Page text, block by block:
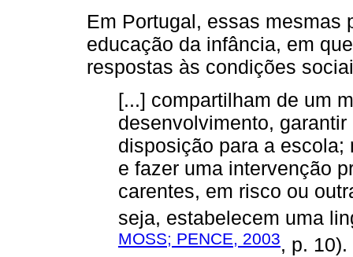
Em Portugal, essas mesmas
educação da infância, em
respostas às condições
[...] compartilham de um
desenvolvimento,
disposição para a
e fazer uma intervenção
carentes, em risco ou
seja, estabelecem uma
MOSS; PENCE, 2003, p. 10).